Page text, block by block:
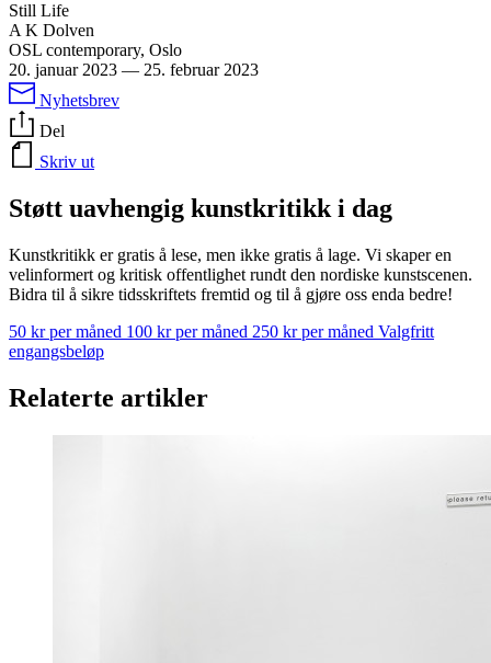
Still Life
A K Dolven
OSL contemporary, Oslo
20. januar 2023 — 25. februar 2023
Nyhetsbrev
Del
Skriv ut
Støtt uavhengig kunstkritikk i dag
Kunstkritikk er gratis å lese, men ikke gratis å lage. Vi skaper en
velinformert og kritisk offentlighet rundt den nordiske kunstscenen.
Bidra til å sikre tidsskriftets fremtid og til å gjøre oss enda bedre!
50 kr per måned 100 kr per måned 250 kr per måned Valgfritt
engangsbeløp
Relaterte artikler